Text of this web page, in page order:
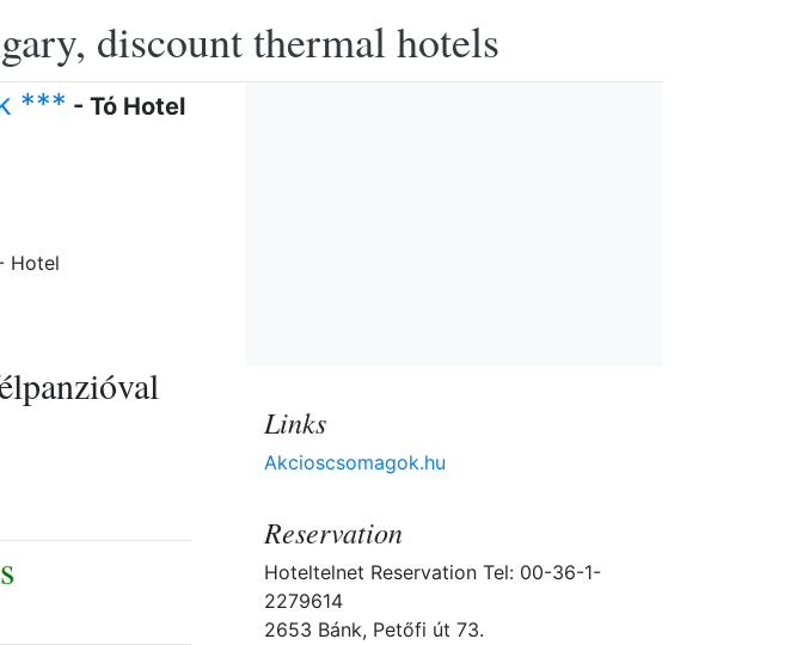
discount thermal hotels
*** - Tó Hotel
Hotel
Links
Akcioscsomagok.hu
Reservation
Hoteltelnet Reservation Tel: 00-36-1-
2279614
2653 Bánk, Petőfi út 73.